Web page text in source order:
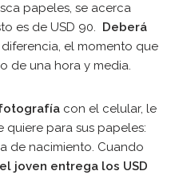
papeles, se acerca
es de USD 90. Deberá
diferencia, el momento que
de una hora y media.
con el celular, le
quiere para sus papeles:
de nacimiento. Cuando
el joven entrega los USD